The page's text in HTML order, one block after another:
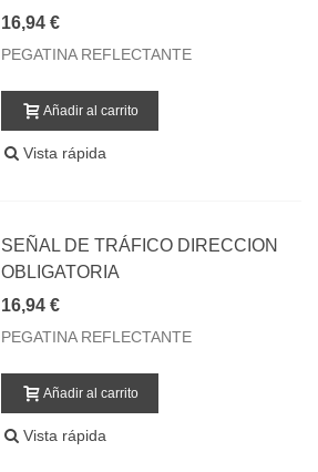
16,94 €
PEGATINA REFLECTANTE
Añadir al carrito
Vista rápida
SEÑAL DE TRÁFICO DIRECCION
OBLIGATORIA
16,94 €
PEGATINA REFLECTANTE
Añadir al carrito
Vista rápida